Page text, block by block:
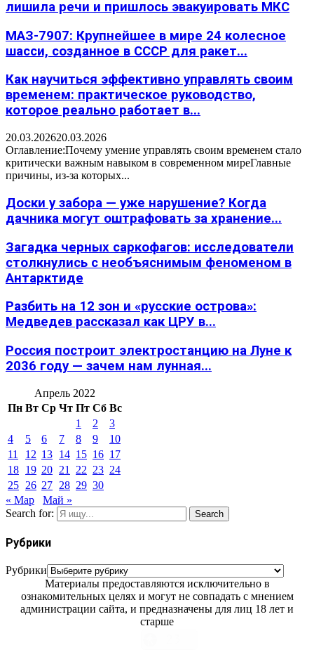
лишила речи и пришлось эвакуировать МКС
МАЗ-7907: Крупнейшее в мире 24 колесное
шасси, созданное в СССР для ракет...
Как научиться эффективно управлять своим
временем: практическое руководство,
которое реально работает в...
20.03.202620.03.2026
Оглавление:Почему умение управлять своим временем стало
критически важным навыком в современном миреГлавные
причины, из-за которых...
Доски у забора — уже нарушение? Когда
дачника могут оштрафовать за хранение...
Загадка черных саркофагов: исследователи
столкнулись с необъяснимым феноменом в
Антарктиде
Разбить на 12 зон и «русские острова»:
Медведев рассказал как ЦРУ в...
Россия построит электростанцию на Луне к
2036 году — зачем нам лунная...
Апрель 2022
Пн Вт Ср Чт Пт Сб Вс
1
2
3
4
5 6 7 8 9
10
11
12 13 14 15 16 17
18 19 20 21 22 23 24
25 26 27 28 29 30
« Мар
Май »
Search for:
Search
Рубрики
Рубрики
Материалы предоставляются исключительно в
ознакомительных целях и могут не совпадать с мнением
администрации сайта, и предназначены для лиц 18 лет и
старше